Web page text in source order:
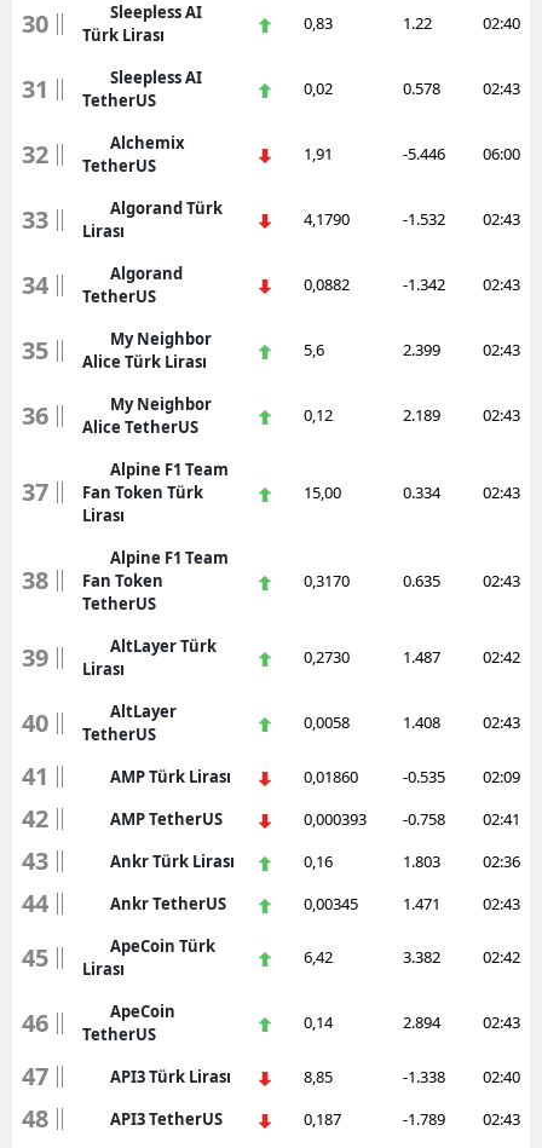
30
Sleepless AI
Türk Lirası
0,83 1.22 02:40
31
Sleepless AI
TetherUS
0,02 0.578 02:43
32
Alchemix
TetherUS
1,91 -5.446 06:00
33
Algorand Türk
Lirası
4,1790 -1.532 02:43
34
Algorand
TetherUS
0,0882 -1.342 02:43
35
My Neighbor
Alice Türk Lirası
5,6 2.399 02:43
36
My Neighbor
Alice TetherUS
0,12 2.189 02:43
37
Alpine F1 Team
Fan Token Türk
Lirası
15,00 0.334 02:43
38
Alpine F1 Team
Fan Token
TetherUS
0,3170 0.635 02:43
39
AltLayer Türk
Lirası
0,2730 1.487 02:42
40
AltLayer
TetherUS
0,0058 1.408 02:43
41 AMP Türk Lirası 0,01860 -0.535 02:09
42 AMP TetherUS 0,000393 -0.758 02:41
43 Ankr Türk Lirası 0,16 1.803 02:36
44 Ankr TetherUS 0,00345 1.471 02:43
45
ApeCoin Türk
Lirası
6,42 3.382 02:42
46
ApeCoin
TetherUS
0,14 2.894 02:43
47 API3 Türk Lirası 8,85 -1.338 02:40
48 API3 TetherUS 0,187 -1.789 02:43